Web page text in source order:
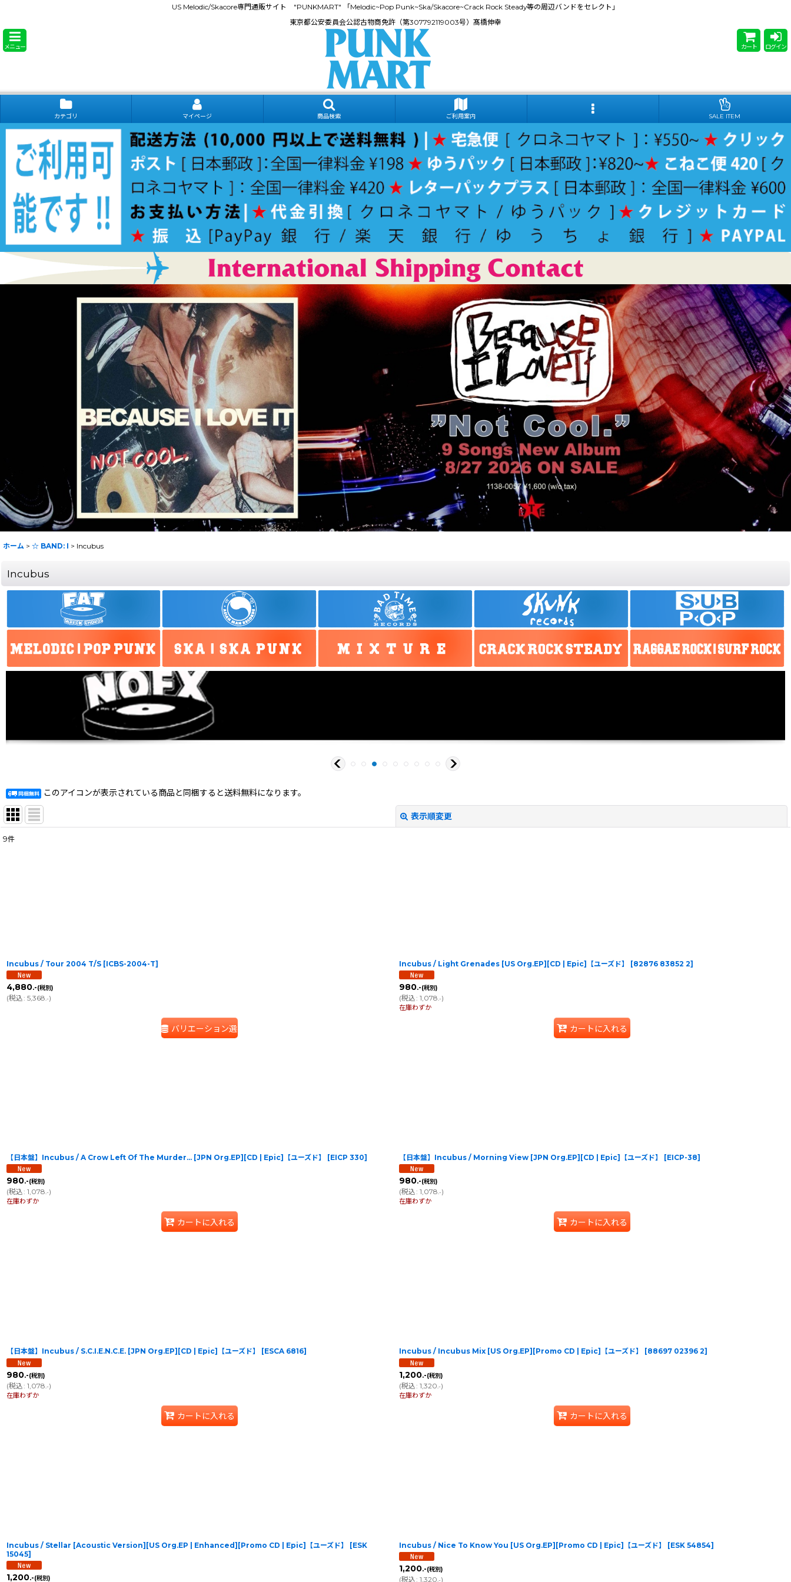
US Melodic/Skacore専門通販サイト "PUNKMART" 「Melodic~Pop Punk~Ska/Skacore~Crack Rock Steady等の周辺バンドをセレクト」
東京都公安委員会公認古物商免許（第307792119003号）髙橋伸幸
メニュー カート ログイン
カテゴリ マイページ 商品検索 ご利用案内 SALE ITEM
ホーム > ☆ BAND: I > Incubus
Incubus
このアイコンが表示されている商品と同梱すると送料無料になります。
表示順変更
9件
Incubus / Tour 2004 T/S [ICBS-2004-T]
4,880.-(税別)
(税込: 5,368.-)
バリエーション選択
Incubus / Light Grenades [US Org.EP][CD | Epic]【ユーズド】 [82876 83852 2]
980.-(税別)
(税込: 1,078.-)
在庫わずか
カートに入れる
【日本盤】Incubus / A Crow Left Of The Murder... [JPN Org.EP][CD | Epic]【ユーズド】 [EICP 330]
980.-(税別)
(税込: 1,078.-)
在庫わずか
カートに入れる
【日本盤】Incubus / Morning View [JPN Org.EP][CD | Epic]【ユーズド】 [EICP-38]
980.-(税別)
(税込: 1,078.-)
在庫わずか
カートに入れる
【日本盤】Incubus / S.C.I.E.N.C.E. [JPN Org.EP][CD | Epic]【ユーズド】 [ESCA 6816]
980.-(税別)
(税込: 1,078.-)
在庫わずか
カートに入れる
Incubus / Incubus Mix [US Org.EP][Promo CD | Epic]【ユーズド】 [88697 02396 2]
1,200.-(税別)
(税込: 1,320.-)
在庫わずか
カートに入れる
Incubus / Stellar [Acoustic Version][US Org.EP | Enhanced][Promo CD | Epic]【ユーズド】 [ESK
15045]
1,200.-(税別)
Incubus / Nice To Know You [US Org.EP][Promo CD | Epic]【ユーズド】 [ESK 54854]
1,200.-(税別)
(税込: 1,320.-)